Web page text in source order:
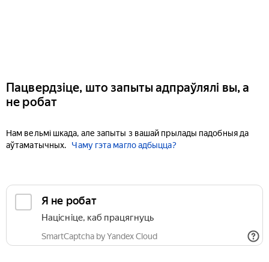
Пацвердзіце, што запыты адпраўлялі вы, а
не робат
Нам вельмі шкада, але запыты з вашай прылады падобныя да
аўтаматычных.
Чаму гэта магло адбыцца?
Я не робат
Націсніце, каб працягнуць
SmartCaptcha by Yandex Cloud